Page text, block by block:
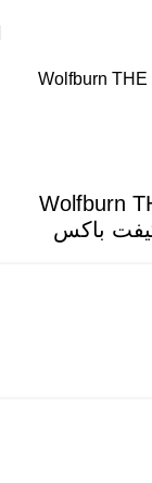
Wolfburn